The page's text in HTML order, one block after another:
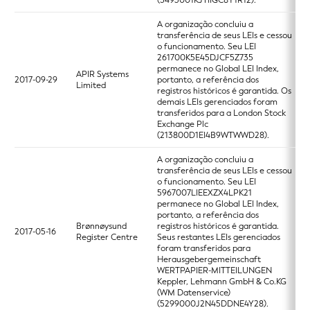
2017-09-29
APIR Systems
Limited
A organização concluiu a
transferência de seus LEIs e cessou
o funcionamento. Seu LEI
261700K5E45DJCF5Z735
permanece no Global LEI Index,
portanto, a referência dos
registros históricos é garantida. Os
demais LEIs gerenciados foram
transferidos para a London Stock
Exchange Plc
(213800D1EI4B9WTWWD28).
2017-05-16
Brønnøysund
Register Centre
A organização concluiu a
transferência de seus LEIs e cessou
o funcionamento. Seu LEI
5967007LIEEXZX4LPK21
permanece no Global LEI Index,
portanto, a referência dos
registros históricos é garantida.
Seus restantes LEIs gerenciados
foram transferidos para
Herausgebergemeinschaft
WERTPAPIER-MITTEILUNGEN
Keppler, Lehmann GmbH & Co.KG
(WM Datenservice)
(5299000J2N45DDNE4Y28).